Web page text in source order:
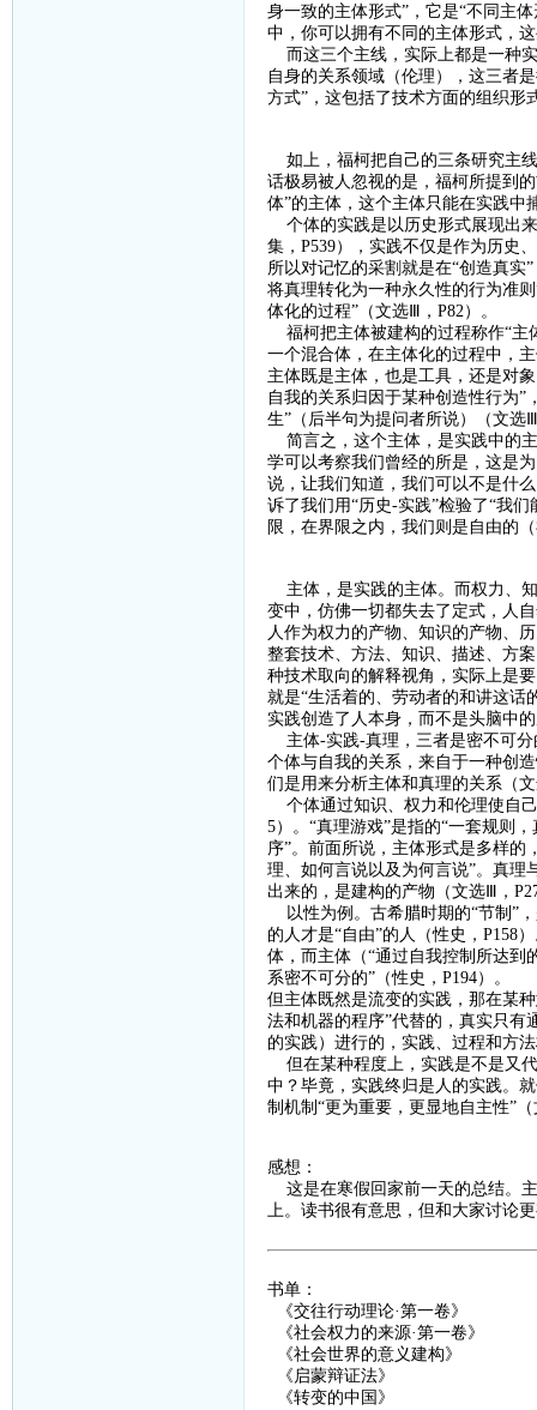
身一致的主体形式”，它是“不同主
中，你可以拥有不同的主体形式，
而这三个主线，实际上都是一种
自身的关系领域（伦理），这三者
方式”，这包括了技术方面的组织形
如上，福柯把自己的三条研究主
话极易被人忽视的是，福柯所提到
体”的主体，这个主体只能在实践中
个体的实践是以历史形式展现出
集， P539），实践不仅是作为历史
所以对记忆的采割就是在“创造真实
将真理转化为一种永久性的行为准则
体化的过程”（文选Ⅲ， P82 ）。
福柯把主体被建构的过程称作“主
一个混合体，在主体化的过程中，
主体既是主体，也是工具，还是对
自我的关系归因于某种创造性行为
生”（后半句为提问者所说）（文选
简言之，这个主体，是实践中的
学可以考察我们曾经的所是，这是
说，让我们知道，我们可以不是什
诉了我们用“历史-实践”检验了“我
限，在界限之内，我们则是自由的
主体，是实践的主体。而权力、
变中，仿佛一切都失去了定式，人
人作为权力的产物、知识的产物、
整套技术、方法、知识、描述、方
种技术取向的解释视角，实际上是
就是“生活着的、劳动者的和讲这话
实践创造了人本身，而不是头脑中
主体-实践-真理，三者是密不可
个体与自我的关系，来自于一种创
们是用来分析主体和真理的关系（
个体通过知识、权力和伦理使自己
5）。“真理游戏”是指的“一套规则
序”。前面所说，主体形式是多样的
理、如何言说以及为何言说”。真理
出来的，是建构的产物（文选Ⅲ，
以性为例。古希腊时期的“节制”
的人才是“自由”的人（性史， P158）
体，而主体（“通过自我控制所达到
系密不可分的”（性史， P194）。
但主体既然是流变的实践，那在某
法和机器的程序”代替的，真实只有
的实践）进行的，实践、过程和方
但在某种程度上，实践是不是又
中？毕竟，实践终归是人的实践。
制机制“更为重要，更显地自主性”
感想：
这是在寒假回家前一天的总结。
上。读书很有意思，但和大家讨论
书单：
《交往行动理论·第一卷》
《社会权力的来源·第一卷》
《社会世界的意义建构》
《启蒙辩证法》
《转变的中国》